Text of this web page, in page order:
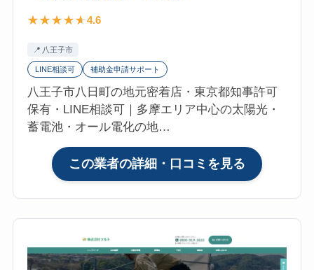
判
は？
イ
フ
ォ
評
4.6
八王子市
LINE相談可 補助金申請サポート
八王子市八日町の地元密着店・東京都知事許可
保有・LINE相談可｜多摩エリア中心の太陽光・
蓄電池・オール電化の地…
この業者の詳細・口コミを見る
株
式
会
エ